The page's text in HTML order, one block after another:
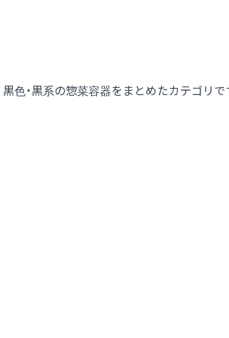
黒色・黒系の惣菜容器をまとめたカテゴリ